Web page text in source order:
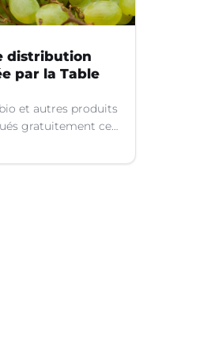
distribution
par la Table
et autres produits
gratuitement ce
de la Table